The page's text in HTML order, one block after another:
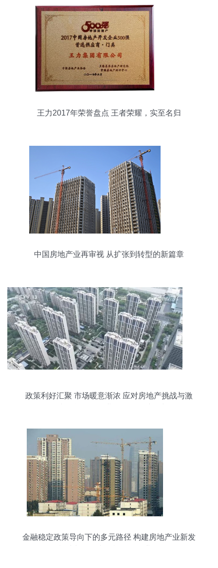
王力2017年荣誉盘点 王者荣耀，实至名归
中国房地产业再审视 从扩张到转型的新篇章
政策利好汇聚 市场暖意渐浓 应对房地产挑战与激
金融稳定政策导向下的多元路径 构建房地产业新发